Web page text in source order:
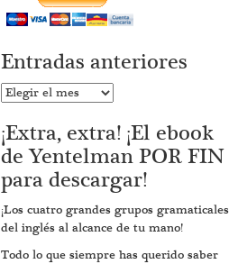
Entradas anteriores
Entradas
¡Extra, extra! ¡El ebook
de Yentelman POR FIN
para descargar!
¡Los cuatro grandes grupos gramaticales
del inglés al alcance de tu mano!
Todo lo que siempre has querido saber